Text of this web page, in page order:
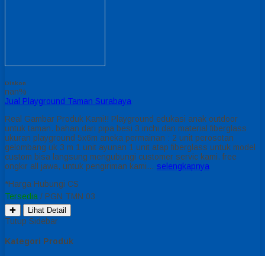
Diskon
nan%
Jual Playground Taman Surabaya
Real Gambar Produk Kami!! Playground edukasi anak outdoor
untuk taman. bahan dari pipa besi 3 inchi dan material fiberglass
ukuran playground 5x6m aneka permainan : 2 unit perosotan
gelombang uk 3 m 1 unit ayunan 1 unit atap fiberglass untuk model
custom bisa langsung mengubungi customer servic kami. free
ongkir all jawa, untuk pengiriman kami… selengkapnya
*Harga Hubungi CS
Tersedia / PGN TMN 03
✚ Lihat Detail
Tutup Sidebar
Kategori Produk